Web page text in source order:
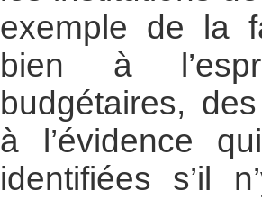
exemple de la
bien à
budgétaires,
à l’évidence
identifiées s’il